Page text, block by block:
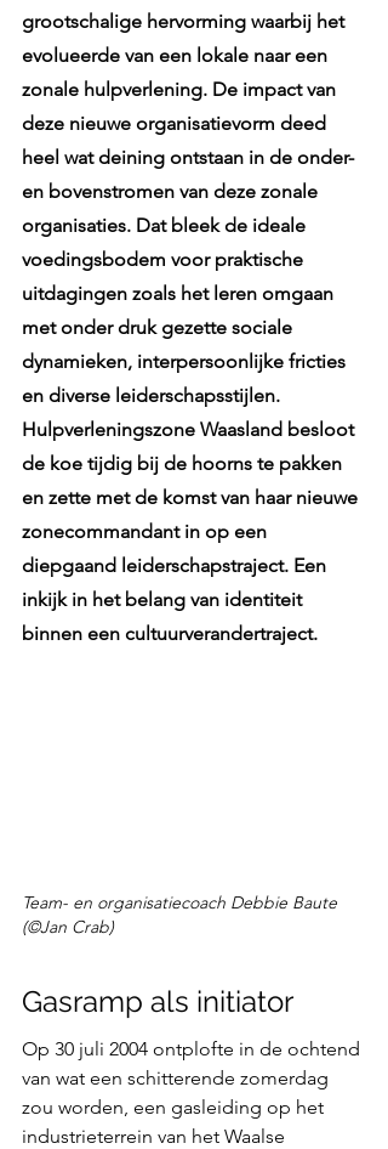
grootschalige hervorming waarbij het
evolueerde van een lokale naar een
zonale hulpverlening. De impact van
deze nieuwe organisatievorm deed
heel wat deining ontstaan in de onder-
en bovenstromen van deze zonale
organisaties. Dat bleek de ideale
voedingsbodem voor praktische
uitdagingen zoals het leren omgaan
met onder druk gezette sociale
dynamieken, interpersoonlijke fricties
en diverse leiderschapsstijlen.
Hulpverleningszone Waasland besloot
de koe tijdig bij de hoorns te pakken
en zette met de komst van haar nieuwe
zonecommandant in op een
diepgaand leiderschapstraject. Een
inkijk in het belang van identiteit
binnen een cultuurverandertraject.
Team- en organisatiecoach Debbie Baute
(©Jan Crab)
Gasramp als initiator
Op 30 juli 2004 ontplofte in de ochtend
van wat een schitterende zomerdag
zou worden, een gasleiding op het
industrieterrein van het Waalse